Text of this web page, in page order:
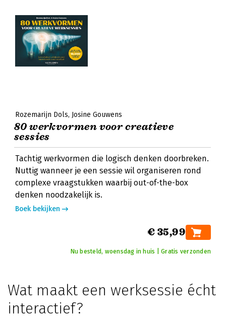
Rozemarijn Dols Josine Gouwens
80 werkvormen voor creatieve
sessies
Tachtig werkvormen die logisch denken doorbreken.
Nuttig wanneer je een sessie wil organiseren rond
complexe vraagstukken waarbij out-of-the-box
denken noodzakelijk is.
Boek bekijken
€ 35,99
Nu besteld, woensdag in huis | Gratis verzonden
Wat maakt een werksessie écht
interactief?